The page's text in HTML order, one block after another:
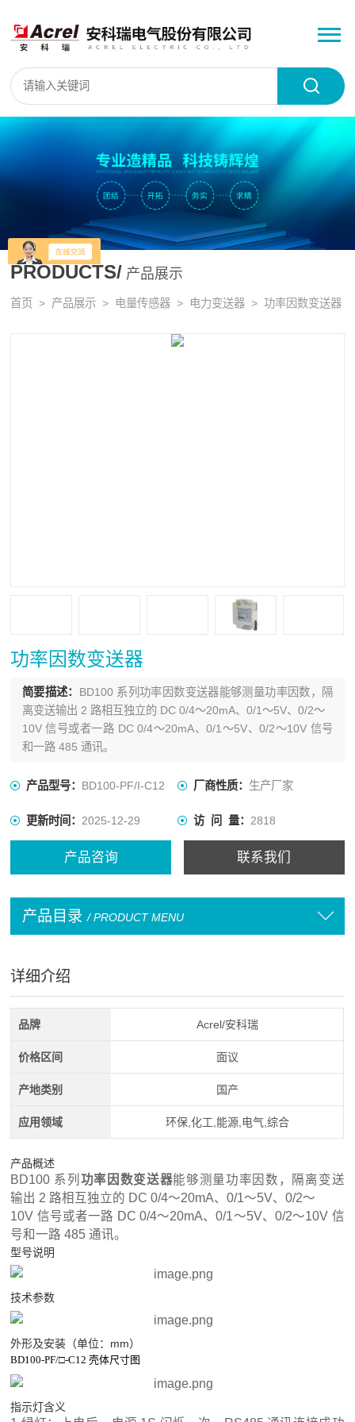
PRODUCTS/ 产品展示
首页 > 产品展示 > 电量传感器 > 电力变送器 > 功率因数变送器
功率因数变送器
简要描述： BD100 系列功率因数变送器能够测量功率因数，隔
离变送输出 2 路相互独立的 DC 0/4～20mA、0/1～5V、0/2～
10V 信号或者一路 DC 0/4～20mA、0/1～5V、0/2～10V 信号
和一路 485 通讯。
产品型号： BD100-PF/I-C12 厂商性质： 生产厂家
更新时间：2025-12-29 访 问 量： 2818
产品咨询 联系我们
产品目录 / PRODUCT MENU
详细介绍
品牌 Acrel/安科瑞
价格区间 面议
产地类别 国产
应用领域 环保,化工,能源,电气,综合
产品概述
BD100 系列 功率因数变送器能够测量功率因数，隔离变送
输出 2 路相互独立的 DC 0/4～20mA、0/1～5V、0/2～
10V 信号或者一路 DC 0/4～20mA、0/1～5V、0/2～10V 信
号和一路 485 通讯。
型号说明
技术参数
外形及安装（单位：mm）
BD100-PF/□-C12 壳体尺寸图
指示灯含义